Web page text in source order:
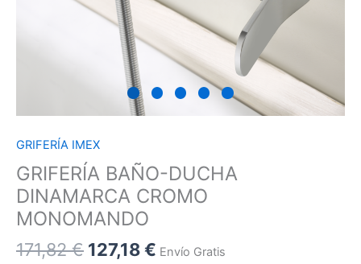
GRIFERÍA IMEX
GRIFERÍA BAÑO-DUCHA
DINAMARCA CROMO
MONOMANDO
171,82€ 127,18€ Envío Gratis